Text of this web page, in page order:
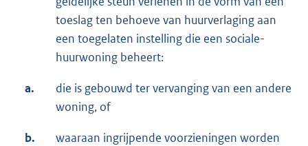
toeslag ten behoeve van huurverlaging aan
een toegelaten instelling die een sociale-
huurwoning beheert:
a.
die is gebouwd ter vervanging van een andere
woning, of
b.
waaraan ingrijpende voorzieningen worden